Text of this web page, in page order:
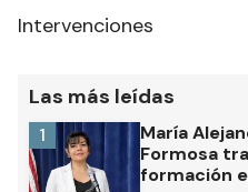
Intervenciones
Las más leídas
María
Formosa
formación
1